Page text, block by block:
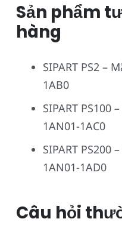
Sản phẩm
hàng
SIPART PS2 –
1AB0
SIPART PS100
1AN01-1AC0
SIPART PS200
1AN01-1AD0
Câu hỏi